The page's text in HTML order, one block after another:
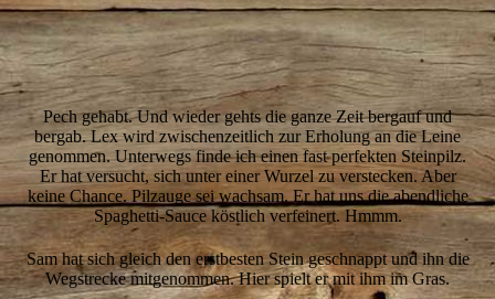
2-Kerstin-platt
3-Gero+Hunde
4-Gero+Pilz
Pech gehabt. Und wieder gehts die ganze Zeit bergauf und
bergab. Lex wird zwischenzeitlich zur Erholung an die Leine
genommen. Unterwegs finde ich einen fast perfekten Steinpilz.
Er hat versucht, sich unter einer Wurzel zu verstecken. Aber
keine Chance. Pilzauge sei wachsam. Er hat uns die abendliche
Spaghetti-Sauce köstlich verfeinert. Hmmm.
Sam hat sich gleich den erstbesten Stein geschnappt und ihn die
Wegstrecke mitgenommen. Hier spielt er mit ihm im Gras.